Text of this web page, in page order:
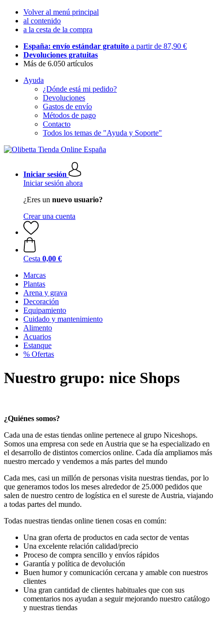
Volver al menú principal
al contenido
a la cesta de la compra
España: envío estándar gratuito a partir de 87,90 €
Devoluciones gratuitas
Más de 6.050 artículos
Ayuda
¿Dónde está mi pedido?
Devoluciones
Gastos de envío
Métodos de pago
Contacto
Todos los temas de "Ayuda y Soporte"
Iniciar sesión
Iniciar sesión ahora
¿Eres un nuevo usuario?
Crear una cuenta
Cesta 0,00 €
Marcas
Plantas
Arena y grava
Decoración
Equipamiento
Cuidado y mantenimiento
Alimento
Acuarios
Estanque
% Ofertas
Nuestro grupo: nice Shops
¿Quiénes somos?
Cada una de estas tiendas online pertenece al grupo Niceshops.
Somos una empresa con sede en Austria que se ha especializado en
el desarrollo de distintos comercios online. Cada día ampliamos más
nuestro mercado y vendemos a más partes del mundo
Cada mes, casi un millón de personas visita nuestras tiendas, por lo
que generamos todos los meses alrededor de 25.000 pedidos que
salen de nuestro centro de logística en el sureste de Austria, viajando
a todas partes del mundo.
Todas nuestras tiendas online tienen cosas en común:
Una gran oferta de productos en cada sector de ventas
Una excelente relación calidad/precio
Proceso de compra sencillo y envíos rápidos
Garantía y política de devolución
Buen humor y comunicación cercana y amable con nuestros
clientes
Una gran cantidad de clientes habituales que con sus
comentarios nos ayudan a seguir mejorando nuestro catálogo
y nuestras tiendas